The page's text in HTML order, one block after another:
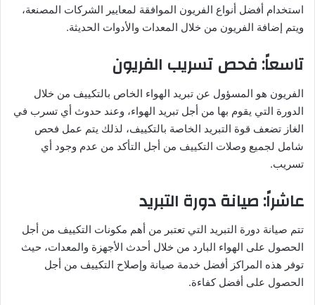
استخدام أفضل أنواع الفريون الموافقة لمعايير الشركات المصنعة،
ويتم إضافة الفريون من خلال المعدات والأدوات الحديثة.
تاسعاً: فحص تسريب الفريون
الفريون هو المسؤول عن تبريد الهواء الخاص بالتكييف من خلال
الدورة التي يقوم بها من أجل تبريد الهواء، وعند حدوث أي تسرب في
الغاز تضعف قوة التبريد الخاصة بالتكييف، لذلك يتم عمل فحص
شامل لجميع وصلات التكييف من أجل التأكد من عدم وجود أي
تسريب.
عاشراً: صيانة دورة التبريد
تتم صيانة دورة التبريد التي تعتبر من أهم مكونات التكييف من أجل
الحصول على الهواء البارد من خلال أحدث الأجهزة والمعدات، حيث
توفر هذه المراكز أفضل خدمة صيانة وإصلاح التكييف من أجل
الحصول على أفضل كفاءة.